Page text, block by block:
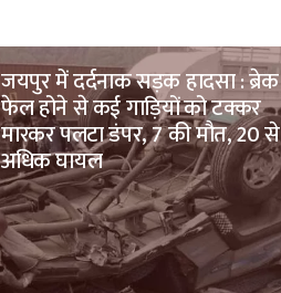
जयपुर में दर्दनाक सड़क हादसा : ब्रेक
फेल होने से कई गाड़ियों को टक्कर
मारकर पलटा डंपर, 7 की मौत, 20 से
अधिक घायल